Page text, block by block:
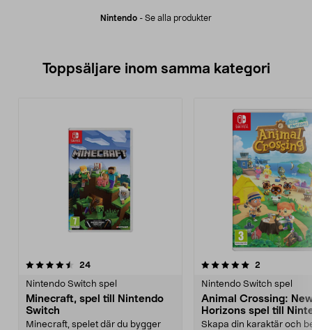
Nintendo - Se alla produkter
Toppsäljare inom samma kategori
24recensioner
Nintendo Switch spel
Minecraft, spel till Nintendo
Switch
Minecraft, spelet där du bygger
5.0 av 5 stjärnor 2
Nintendo Switch spel
Animal Crossing:
Horizons spel till
Switch
Skapa din karaktär och
5.0 av 5 stjärnor